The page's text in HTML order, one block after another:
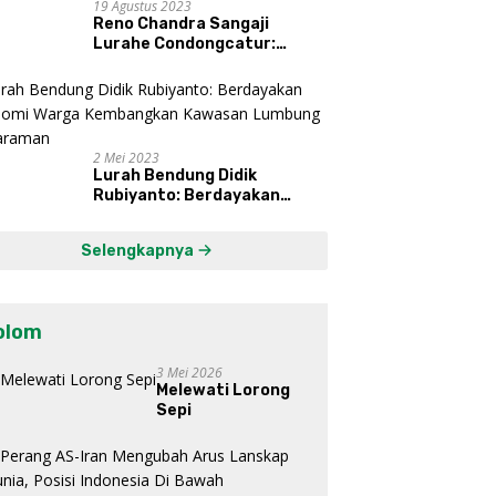
19 Agustus 2023
Reno Chandra Sangaji
Lurahe Condongcatur:
Proses, Dengarkan Suara
Masyarakat, dan Syukuri
Hasil
2 Mei 2023
Lurah Bendung Didik
Rubiyanto: Berdayakan
Mataraman
Selengkapnya
3 Mei 2026
Melewati Lorong
Sepi